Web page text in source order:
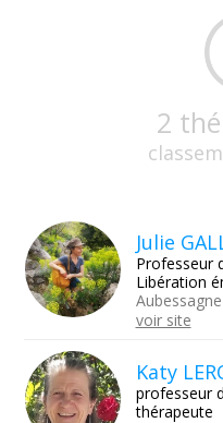
2
Julie
Professeur
Libération
voir site
Katy
professeur
thérapeute